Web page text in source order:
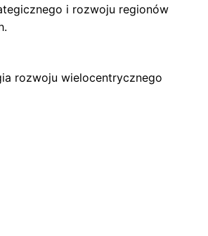
i rozwoju regionów
rozwoju wielocentrycznego